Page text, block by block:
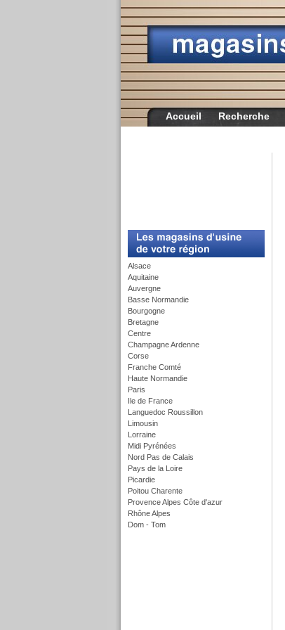
Accueil Recherche
Alsace
Aquitaine
Auvergne
Basse Normandie
Bourgogne
Bretagne
Centre
Champagne Ardenne
Corse
Franche Comté
Haute Normandie
Paris
Ile de France
Languedoc Roussillon
Limousin
Lorraine
Midi Pyrénées
Nord Pas de Calais
Pays de la Loire
Picardie
Poitou Charente
Provence Alpes Côte d'azur
Rhône Alpes
Dom - Tom